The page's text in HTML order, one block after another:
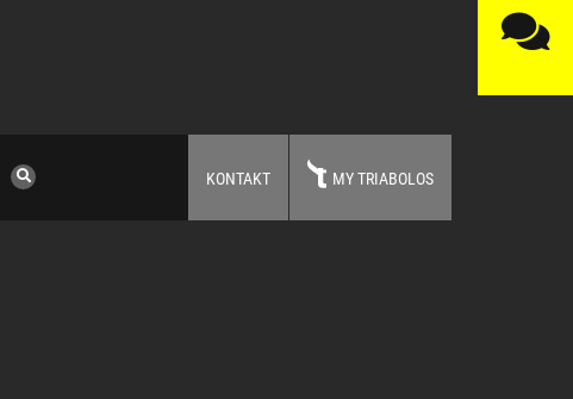
KONTAKT MY TRIABOLOS